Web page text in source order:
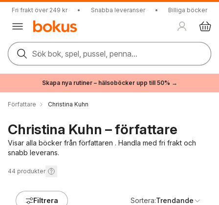
Fri frakt över 249 kr • Snabba leveranser • Billiga böcker
Sök bok, spel, pussel, penna...
Skapa nya rutiner – hälsoböcker upp till 50% →
Författare Christina Kuhn
Christina Kuhn – författare
Visar alla böcker från författaren . Handla med fri frakt och
snabb leverans.
44 produkter
Filtrera Sortera:Trendande